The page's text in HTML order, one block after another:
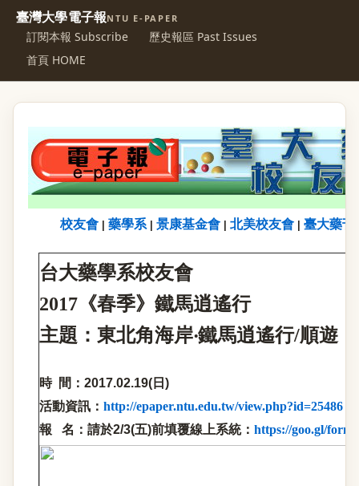
臺灣大學電子報NTU E-PAPER
訂閱本報 Subscribe
歷史報區 Past Issues
首頁 HOME
校友會 藥學系| 景康基金會 北美校友會 臺大藥刊
台大藥學系校友會
2017 《春季》鐵馬逍遙行
主題：東北角海岸‧鐵馬逍遙行/順遊
時 間： 2017.02.19( 日 )
活動資訊： http://epaper.ntu.edu.tw/view.php?id=25486
報 名：請於2/3(五)前填覆線上系統： https://goo.gl/